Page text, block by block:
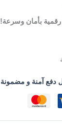
بأمان وسرعة!
دفع آمنة و مضمونة